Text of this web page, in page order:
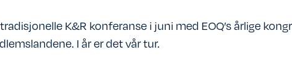
K&R konferanse i juni med EOQ’s årlige
I år er det vår tur.